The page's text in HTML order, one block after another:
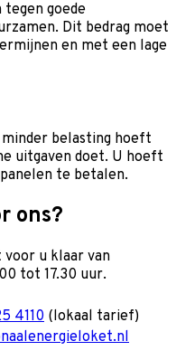
tegen goede
Dit bedrag moet
en met een lage
belasting hoeft
uitgaven doet. U hoeft
te betalen.
ons?
voor u klaar van
tot 17.30 uur.
4110 (lokaal tarief)